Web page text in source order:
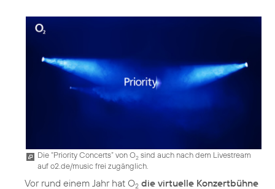
Die “Priority Concerts” von O2 sind auch nach dem Livestream
auf o2.de/music frei zugänglich.
Vor rund einem Jahr hat O2 die virtuelle Konzertbühne